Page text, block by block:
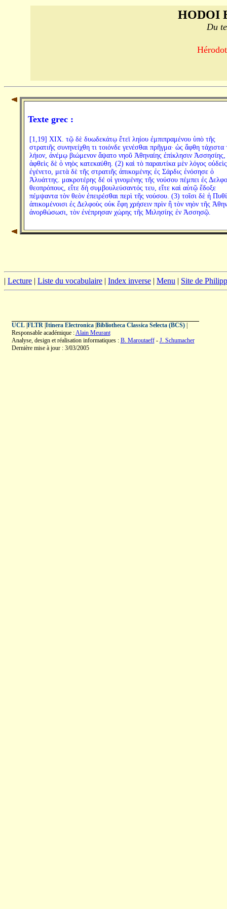
HODOI
Du
Texte grec :
[1,19] XIX. τῷ δὲ δυωδεκάτῳ ἔτεϊ ληίου ἐμπιπραμένου ὑπὸ τῆς
στρατιῆς συνηνείχθη τι τοιόνδε γενέσθαι πρῆγμα· ὡς ἅφθη τάχιστα
λήιον, ἀνέμῳ βιώμενον ἅψατο νηοῦ Ἀθηναίης ἐπίκλησιν Ἀσσησίης,
ἁφθεὶς δὲ ὁ νηὸς κατεκαύθη. (2) καὶ τὸ παραυτίκα μὲν λόγος οὐδεὶς
ἐγένετο, μετὰ δὲ τῆς στρατιῆς ἀπικομένης ἐς Σάρδις ἐνόσησε ὁ
Ἀλυάττης. μακροτέρης δέ οἱ γινομένης τῆς νούσου πέμπει ἐς
θεοπρόπους, εἴτε δὴ συμβουλεύσαντός τευ, εἴτε καὶ αὐτῷ ἔδοξε
πέμψαντα τὸν θεὸν ἐπειρέσθαι περὶ τῆς νούσου. (3) τοῖσι δὲ ἡ
ἀπικομένοισι ἐς Δελφοὺς οὐκ ἔφη χρήσειν πρὶν ἢ τὸν νηὸν τῆς
ἀνορθώσωσι, τὸν ἐνέπρησαν χώρης τῆς Μιλησίης ἐν Ἀσσησῷ.
| Lecture | Liste du vocabulaire | Index inverse | Menu | Site de
UCL| FLTR| Itinera Electronica| Bibliotheca Classica Selecta (BCS)|
Responsable académique :Alain Meurant
Analyse, design et réalisation informatiques : B. Maroutaeff- J. Schumacher
Dernière mise à jour : 3/03/2005